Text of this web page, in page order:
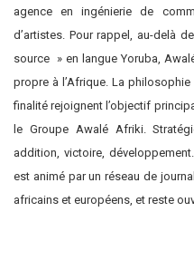
agence en ingénierie de
d’artistes. Pour rappel, au-delà
source » en langue Yoruba,
propre à l’Afrique. La
finalité rejoignent l’objectif
le Groupe Awalé Afriki.
addition, victoire,
est animé par un réseau de
africains et européens, et reste